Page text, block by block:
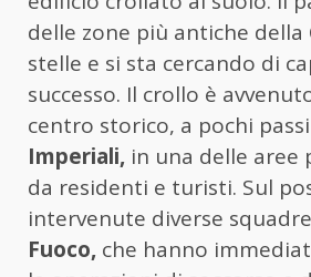
delle zone più antiche della
stelle e si sta cercando di
successo. Il crollo è
centro storico, a pochi
Imperiali, in una delle
da residenti e turisti. Sul
intervenute diverse
Fuoco, che hanno